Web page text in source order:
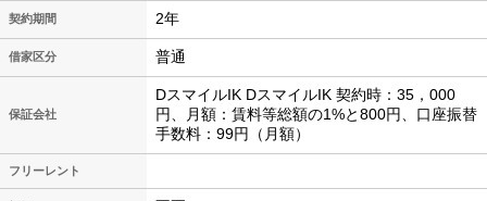
契約期間 2年
借家区分 普通
保証会社
DスマイルIK DスマイルIK 契約時：35，000
円、月額：賃料等総額の1%と800円、口座振替
手数料：99円（月額）
フリーレント